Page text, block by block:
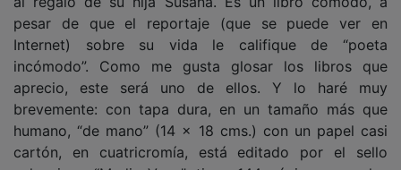
pesar de que el reportaje (que se puede ver en
Internet) sobre su vida le califique de “poeta
incómodo”. Como me gusta glosar los libros que
aprecio, este será uno de ellos. Y lo haré muy
brevemente: con tapa dura, en un tamaño más que
humano, “de mano” (14 x 18 cms.) con un papel casi
cartón, en cuatricromía, está editado por el sello
valenciano “Media Vaca”, tiene 144 páginas y en las